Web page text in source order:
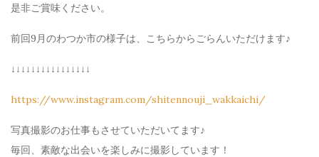
是非ご賞味ください。
前回9月のわつか市の様子は、こちらからごらんいただけます♪
↓↓↓↓↓↓↓↓↓↓↓↓↓↓↓↓
https://www.instagram.com/shitennouji_wakkaichi/
写真撮影のお仕事もさせていただいてます♪
毎回、素敵な出会いを楽しみに撮影しています！